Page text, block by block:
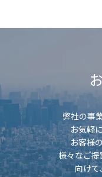
弊社の事
お気軽
お客様
様々なご提
向け